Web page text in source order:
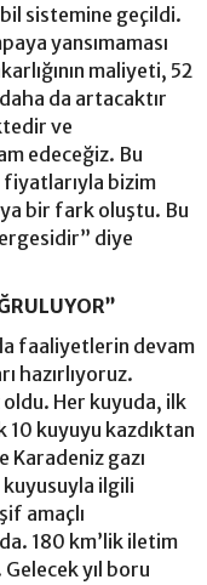
sistemine geçildi.
yansımaması
maliyeti, 52
da artacaktır
ve
edeceğiz. Bu
bizim
bir fark oluştu. Bu
diye
faaliyetlerin devam
hazırlıyoruz.
Her kuyuda, ilk
kuyuyu kazdıktan
Karadeniz gazı
kuyusuyla ilgili
amaçlı
180 km’lik iletim
yıl boru